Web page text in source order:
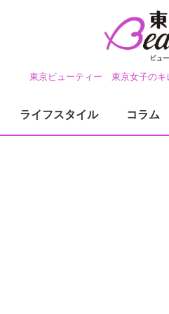
東京ビューティー 東京女子のキ
ライフスタイル コラム